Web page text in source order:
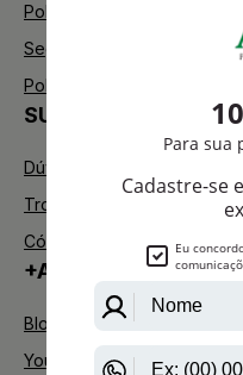
Política de Privacidade
Segurança
Política de Troca
SUPORTE
Dúvidas Frequentes
Trocas e Devoluções
Código de defesa do
+AAZ PERFUMES
Blog
Youtube